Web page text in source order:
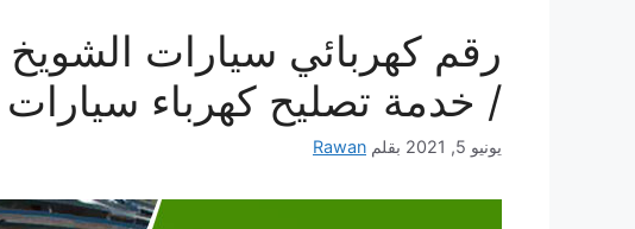
/ خدمة تصليح كهرباء سيارات
يونيو 5, 2021 بقلم Rawan